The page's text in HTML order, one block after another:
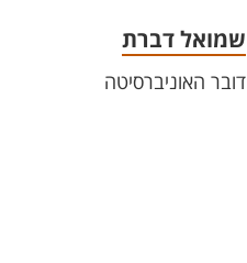
שמואל דברת
דובר האוניברסיטה